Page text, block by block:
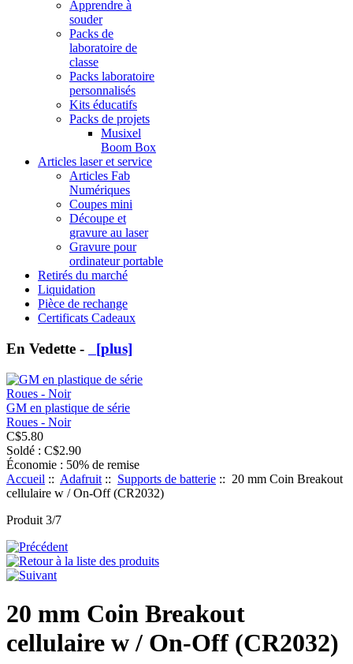
Apprendre à
souder
Packs de
laboratoire de
classe
Packs laboratoire
personnalisés
Kits éducatifs
Packs de projets
Musixel
Boom Box
Articles laser et service
Articles Fab
Numériques
Coupes mini
Découpe et
gravure au laser
Gravure pour
ordinateur portable
Retirés du marché
Liquidation
Pièce de rechange
Certificats Cadeaux
En Vedette - [plus]
GM en plastique de série
Roues - Noir
C$5.80
Soldé : C$2.90
Économie : 50% de remise
Accueil :: Adafruit :: Supports de batterie :: 20 mm Coin Breakout
cellulaire w / On-Off (CR2032)
Produit 3/7
20 mm Coin Breakout
cellulaire w / On-Off (CR2032)